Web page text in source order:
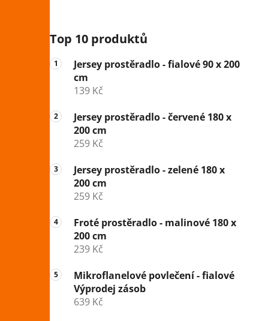
Top 10 produktů
Jersey prostěradlo - fialové 90 x 200
cm
139 Kč
Jersey prostěradlo - červené 180 x
200 cm
259 Kč
Jersey prostěradlo - zelené 180 x
200 cm
259 Kč
Froté prostěradlo - malinové 180 x
200 cm
239 Kč
Mikroflanelové povlečení - fialové
Výprodej zásob
639 Kč